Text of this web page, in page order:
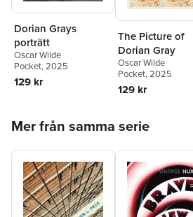
Dorian Grays
porträtt
Oscar Wilde
Pocket, 2025
129 kr
The Picture of
Dorian Gray
Oscar Wilde
Pocket, 2025
129 kr
Mer från samma serie